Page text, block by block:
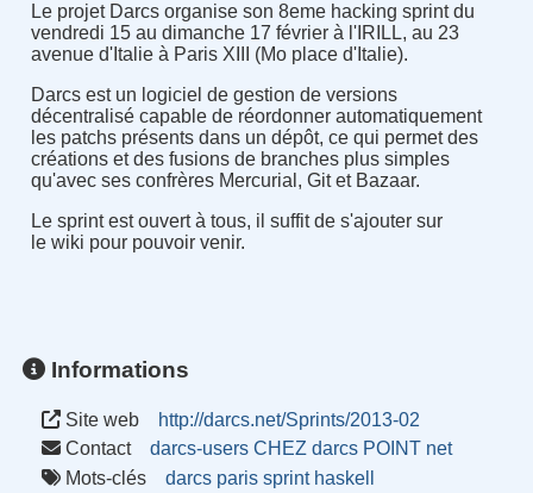
Le projet Darcs organise son 8eme hacking sprint du
vendredi 15 au dimanche 17 février à l'IRILL, au 23
avenue d'Italie à Paris XIII (Mo place d'Italie).
Darcs est un logiciel de gestion de versions
décentralisé capable de réordonner automatiquement
les patchs présents dans un dépôt, ce qui permet des
créations et des fusions de branches plus simples
qu'avec ses confrères Mercurial, Git et Bazaar.
Le sprint est ouvert à tous, il suffit de s'ajouter sur
le wiki pour pouvoir venir.
Informations
Site web
http://darcs.net/Sprints/2013-02
Contact
darcs-users CHEZ darcs POINT net
Mots-clés
darcs paris sprint haskell